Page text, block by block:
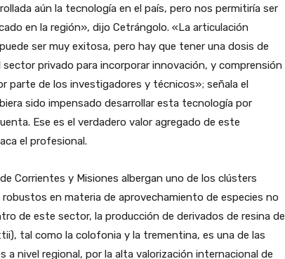
aún la tecnología en el país, pero nos permitiría ser
en la región», dijo Cetrángolo. «La articulación
ser muy exitosa, pero hay que tener una dosis de
sector privado para incorporar innovación, y comprensión
parte de los investigadores y técnicos»; señala el
sido impensado desarrollar esta tecnología por
Ese es el verdadero valor agregado de este
el profesional.
Corrientes y Misiones albergan uno de los clústers
en materia de aprovechamiento de especies no
de este sector, la producción de derivados de resina de
tal como la colofonia y la trementina, es una de las
a nivel regional, por la alta valorización internacional de